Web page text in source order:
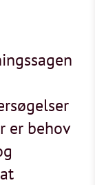
er behov